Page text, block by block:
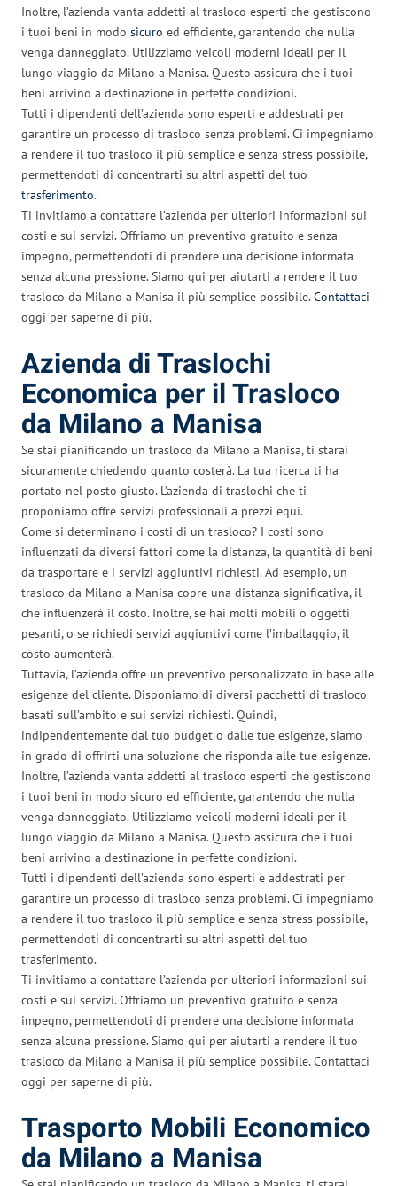
Inoltre, l’azienda vanta addetti al trasloco esperti che gestiscono
i tuoi beni in modo sicuro ed efficiente, garantendo che nulla
venga danneggiato. Utilizziamo veicoli moderni ideali per il
lungo viaggio da Milano a Manisa. Questo assicura che i tuoi
beni arrivino a destinazione in perfette condizioni.
Tutti i dipendenti dell’azienda sono esperti e addestrati per
garantire un processo di trasloco senza problemi. Ci impegniamo
a rendere il tuo trasloco il più semplice e senza stress possibile,
permettendoti di concentrarti su altri aspetti del tuo
trasferimento.
Ti invitiamo a contattare l’azienda per ulteriori informazioni sui
costi e sui servizi. Offriamo un preventivo gratuito e senza
impegno, permettendoti di prendere una decisione informata
senza alcuna pressione. Siamo qui per aiutarti a rendere il tuo
trasloco da Milano a Manisa il più semplice possibile.Contattaci
oggi per saperne di più.
Azienda di Traslochi
Economica per il Trasloco
da Milano a Manisa
Se stai pianificando un trasloco da Milano a Manisa, ti starai
sicuramente chiedendo quanto costerà. La tua ricerca ti ha
portato nel posto giusto. L’azienda di traslochi che ti
proponiamo offre servizi professionali a prezzi equi.
Come si determinano i costi di un trasloco? I costi sono
influenzati da diversi fattori come la distanza, la quantità di beni
da trasportare e i servizi aggiuntivi richiesti. Ad esempio, un
trasloco da Milano a Manisa copre una distanza significativa, il
che influenzerà il costo. Inoltre, se hai molti mobili o oggetti
pesanti, o se richiedi servizi aggiuntivi come l’imballaggio, il
costo aumenterà.
Tuttavia, l’azienda offre un preventivo personalizzato in base alle
esigenze del cliente. Disponiamo di diversi pacchetti di trasloco
basati sull’ambito e sui servizi richiesti. Quindi,
indipendentemente dal tuo budget o dalle tue esigenze, siamo
in grado di offrirti una soluzione che risponda alle tue esigenze.
Inoltre, l’azienda vanta addetti al trasloco esperti che gestiscono
i tuoi beni in modo sicuro ed efficiente, garantendo che nulla
venga danneggiato. Utilizziamo veicoli moderni ideali per il
lungo viaggio da Milano a Manisa. Questo assicura che i tuoi
beni arrivino a destinazione in perfette condizioni.
Tutti i dipendenti dell’azienda sono esperti e addestrati per
garantire un processo di trasloco senza problemi. Ci impegniamo
a rendere il tuo trasloco il più semplice e senza stress possibile,
permettendoti di concentrarti su altri aspetti del tuo
trasferimento.
Ti invitiamo a contattare l’azienda per ulteriori informazioni sui
costi e sui servizi. Offriamo un preventivo gratuito e senza
impegno, permettendoti di prendere una decisione informata
senza alcuna pressione. Siamo qui per aiutarti a rendere il tuo
trasloco da Milano a Manisa il più semplice possibile. Contattaci
oggi per saperne di più.
Trasporto Mobili Economico
da Milano a Manisa